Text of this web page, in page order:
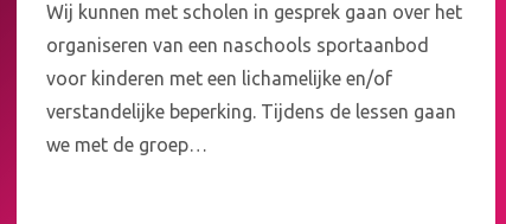
Wij kunnen met scholen in gesprek gaan over het
organiseren van een naschools sportaanbod
voor kinderen met een lichamelijke en/of
verstandelijke beperking. Tijdens de lessen gaan
we met de groep…